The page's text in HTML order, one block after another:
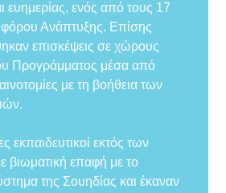
ευημερίας, ενός από τους 17
Ανάπτυξης. Επίσης
επισκέψεις σε χώρους
Προγράμματος μέσα από
με τη βοήθεια των
εκπαιδευτικοί εκτός των
βιωματική επαφή με το
της Σουηδίας και έκαναν